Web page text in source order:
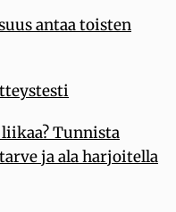
antaa toisten
Tunnista
ja ala harjoitella